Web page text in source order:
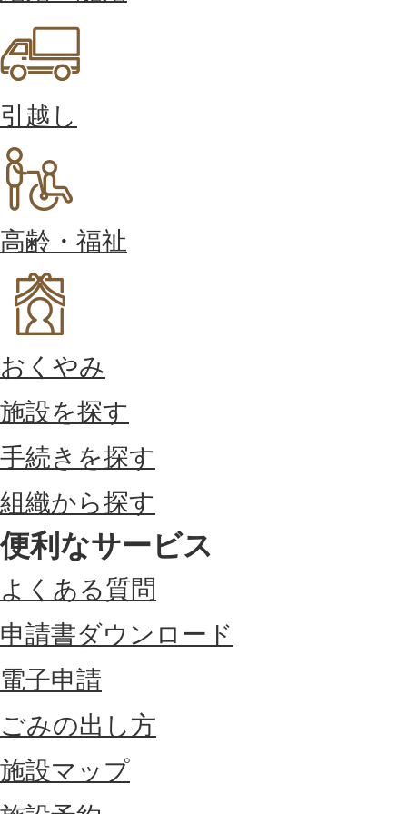
引越し
高齢・福祉
おくやみ
施設を探す
手続きを探す
組織から探す
便利なサービス
よくある質問
申請書ダウンロード
電子申請
ごみの出し方
施設マップ